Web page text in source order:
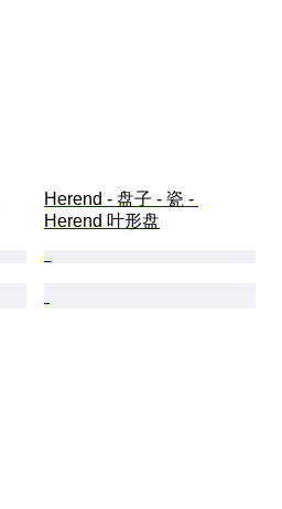
Herend - 盘子 - 瓷 -
Herend 叶形盘